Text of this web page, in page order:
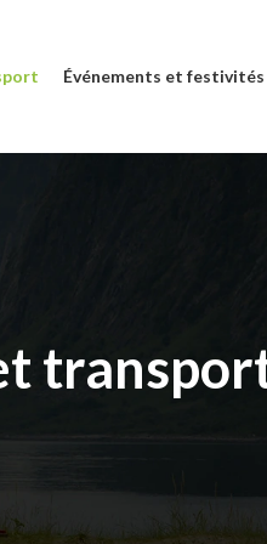
Événements et festivités